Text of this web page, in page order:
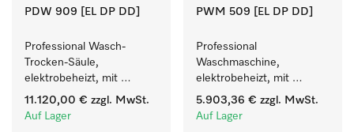
PDW 909 [EL DP DD]
Professional Wasch-
Trocken-Säule,
elektrobeheizt, mit
Laugenpumpe zum
Waschen/Trocknen auf
11.120,00 € zzgl. MwSt.
Auf Lager
PWM 509 [EL DP DD]
Professional
Waschmaschine,
elektrobeheizt, mit
Ablaufpumpe  mit
Waschmitteleinspülkasten,
5.903,36 € zzgl. MwSt.
Auf Lager